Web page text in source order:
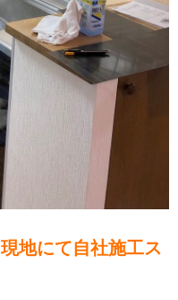
地にて自社施工ス